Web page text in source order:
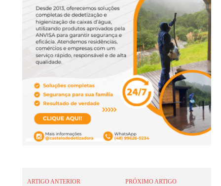
ARTIGO ANTERIOR PRÓXIMO ARTIGO